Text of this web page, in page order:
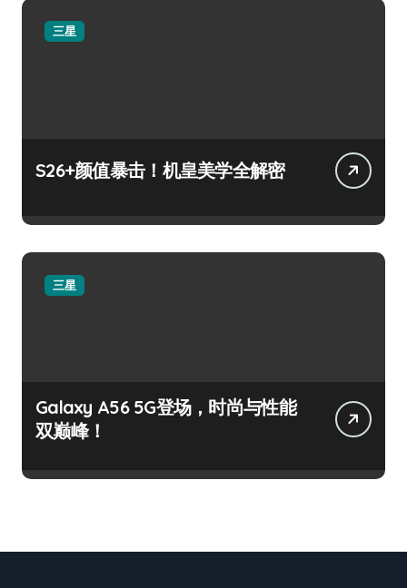
三星
S26+颜值暴击！机皇美学全解密
三星
Galaxy A56 5G登场，时尚与性能
双巅峰！